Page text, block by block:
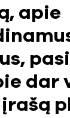
apie
dar